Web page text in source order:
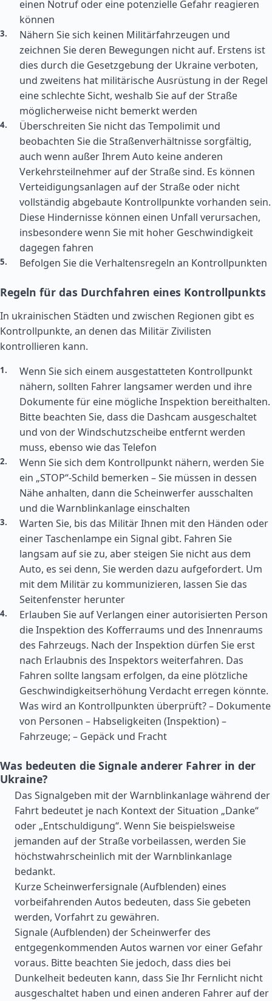
einen Notruf oder eine potenzielle Gefahr reagieren
können
Nähern Sie sich keinen Militärfahrzeugen und
zeichnen Sie deren Bewegungen nicht auf. Erstens ist
dies durch die Gesetzgebung der Ukraine verboten,
und zweitens hat militärische Ausrüstung in der Regel
eine schlechte Sicht, weshalb Sie auf der Straße
möglicherweise nicht bemerkt werden
Überschreiten Sie nicht das Tempolimit und
beobachten Sie die Straßenverhältnisse sorgfältig,
auch wenn außer Ihrem Auto keine anderen
Verkehrsteilnehmer auf der Straße sind. Es können
Verteidigungsanlagen auf der Straße oder nicht
vollständig abgebaute Kontrollpunkte vorhanden sein.
Diese Hindernisse können einen Unfall verursachen,
insbesondere wenn Sie mit hoher Geschwindigkeit
dagegen fahren
Befolgen Sie die Verhaltensregeln an Kontrollpunkten
Regeln für das Durchfahren eines Kontrollpunkts
In ukrainischen Städten und zwischen Regionen gibt es
Kontrollpunkte, an denen das Militär Zivilisten
kontrollieren kann.
Wenn Sie sich einem ausgestatteten Kontrollpunkt
nähern, sollten Fahrer langsamer werden und ihre
Dokumente für eine mögliche Inspektion bereithalten.
Bitte beachten Sie, dass die Dashcam ausgeschaltet
und von der Windschutzscheibe entfernt werden
muss, ebenso wie das Telefon
Wenn Sie sich dem Kontrollpunkt nähern, werden Sie
ein „STOP“-Schild bemerken – Sie müssen in dessen
Nähe anhalten, dann die Scheinwerfer ausschalten
und die Warnblinkanlage einschalten
Warten Sie, bis das Militär Ihnen mit den Händen oder
einer Taschenlampe ein Signal gibt. Fahren Sie
langsam auf sie zu, aber steigen Sie nicht aus dem
Auto, es sei denn, Sie werden dazu aufgefordert. Um
mit dem Militär zu kommunizieren, lassen Sie das
Seitenfenster herunter
Erlauben Sie auf Verlangen einer autorisierten Person
die Inspektion des Kofferraums und des Innenraums
des Fahrzeugs. Nach der Inspektion dürfen Sie erst
nach Erlaubnis des Inspektors weiterfahren. Das
Fahren sollte langsam erfolgen, da eine plötzliche
Geschwindigkeitserhöhung Verdacht erregen könnte.
Was wird an Kontrollpunkten überprüft? – Dokumente
von Personen – Habseligkeiten (Inspektion) –
Fahrzeuge; – Gepäck und Fracht
Was bedeuten die Signale anderer Fahrer in der
Ukraine?
Das Signalgeben mit der Warnblinkanlage während der
Fahrt bedeutet je nach Kontext der Situation „Danke“
oder „Entschuldigung“. Wenn Sie beispielsweise
jemanden auf der Straße vorbeilassen, werden Sie
höchstwahrscheinlich mit der Warnblinkanlage
bedankt.
Kurze Scheinwerfersignale (Aufblenden) eines
vorbeifahrenden Autos bedeuten, dass Sie gebeten
werden, Vorfahrt zu gewähren.
Signale (Aufblenden) der Scheinwerfer des
entgegenkommenden Autos warnen vor einer Gefahr
voraus. Bitte beachten Sie jedoch, dass dies bei
Dunkelheit bedeuten kann, dass Sie Ihr Fernlicht nicht
ausgeschaltet haben und einen anderen Fahrer auf der